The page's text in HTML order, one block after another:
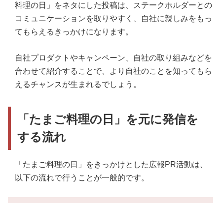
料理の日」をネタにした投稿は、ステークホルダーとの
コミュニケーションを取りやすく、自社に親しみをもっ
てもらえるきっかけになります。
自社プロダクトやキャンペーン、自社の取り組みなどを
合わせて紹介することで、より自社のことを知ってもら
えるチャンスが生まれるでしょう。
「たまご料理の日」を元に発信を
する流れ
「たまご料理の日」をきっかけとした広報PR活動は、
以下の流れで行うことが一般的です。